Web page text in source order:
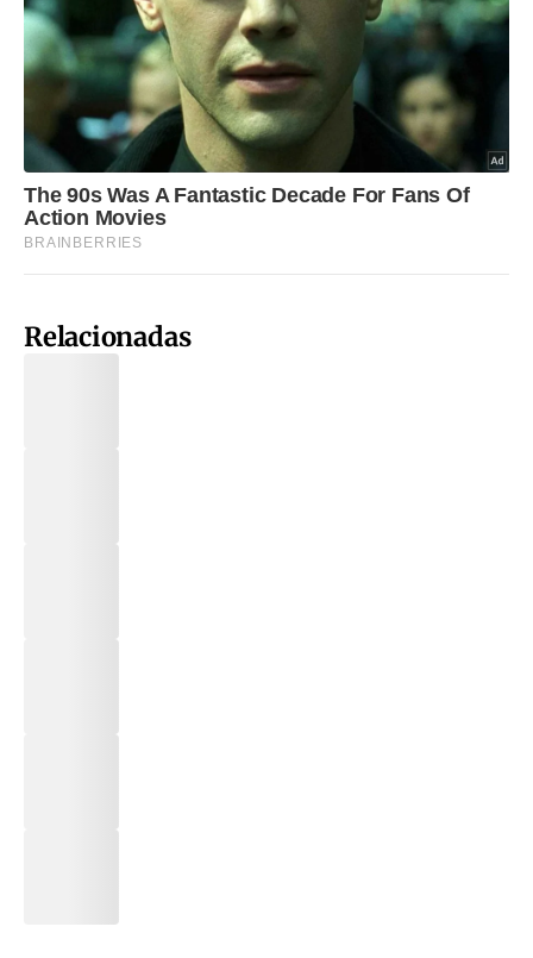
Relacionadas